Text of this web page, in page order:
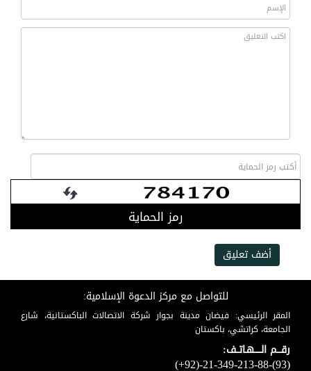
رمز الحماية
أضف تعليق
للتواصل مع مركز الدعوة الإسلامية:
المقر الرئيسي: فيضان مدينة بجوار شركة الاتصالات الباكستانية، شارع
الجامعة، كراتشي، باكستان
رقـــم الـــــهـاتــف:
(+92)-21-349-213-88-(93)